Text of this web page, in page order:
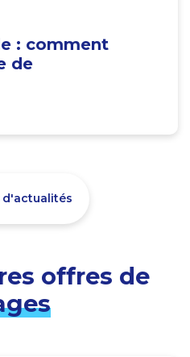
: comment
de
d'actualités
offres de